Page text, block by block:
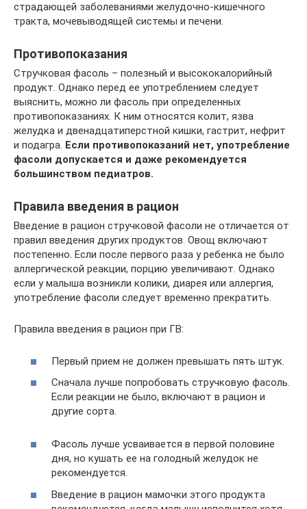
страдающей заболеваниями желудочно-кишечного
тракта, мочевыводящей системы и печени.
Противопоказания
Стручковая фасоль – полезный и высококалорийный
продукт. Однако перед ее употреблением следует
выяснить, можно ли фасоль при определенных
противопоказаниях. К ним относятся колит, язва
желудка и двенадцатиперстной кишки, гастрит, нефрит
и подагра. Если противопоказаний нет, употребление
фасоли допускается и даже рекомендуется
большинством педиатров.
Правила введения в рацион
Введение в рацион стручковой фасоли не отличается от
правил введения других продуктов. Овощ включают
постепенно. Если после первого раза у ребенка не было
аллергической реакции, порцию увеличивают. Однако
если у малыша возникли колики, диарея или аллергия,
употребление фасоли следует временно прекратить.
Правила введения в рацион при ГВ:
Первый прием не должен превышать пять штук.
Сначала лучше попробовать стручковую фасоль.
Если реакции не было, включают в рацион и
другие сорта.
Фасоль лучше усваивается в первой половине
дня, но кушать ее на голодный желудок не
рекомендуется.
Введение в рацион мамочки этого продукта